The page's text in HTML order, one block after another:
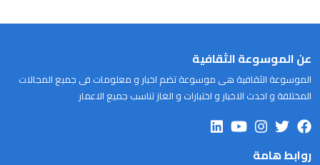
عن الموسوعة الثقافية
الموسوعة الثقافية هى موسوعة تضم اخبار و معلومات فى جميع المجالات
المختلفة و احدث الاخبار و اختبارات و الغاز تناسب جميع الاعمار
روابط هامة